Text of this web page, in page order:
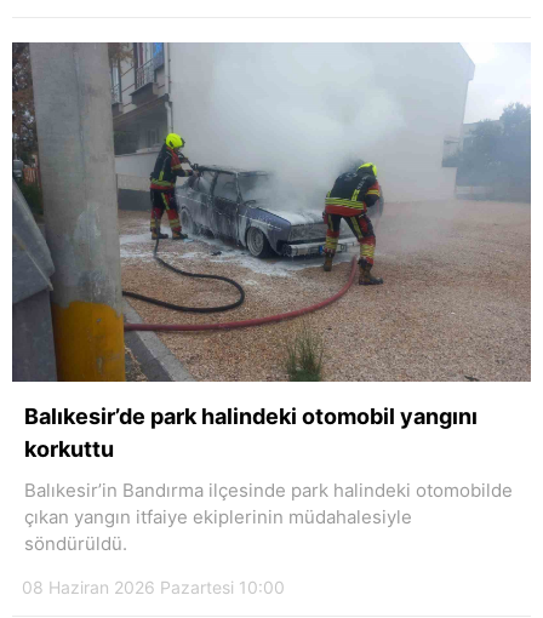
Balıkesir’de park halindeki otomobil yangını
korkuttu
Balıkesir’in Bandırma ilçesinde park halindeki otomobilde
çıkan yangın itfaiye ekiplerinin müdahalesiyle
söndürüldü.
08 Haziran 2026 Pazartesi 10:00